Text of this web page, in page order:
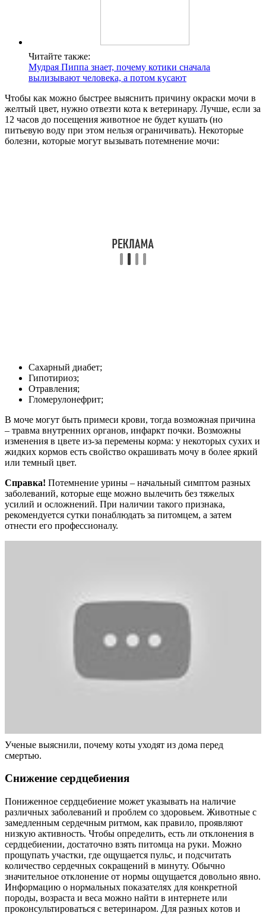
Читайте также:
Мудрая Пиппа знает, почему котики сначала
вылизывают человека, а потом кусают
Чтобы как можно быстрее выяснить причину окраски мочи в
желтый цвет, нужно отвезти кота к ветеринару. Лучше, если за
12 часов до посещения животное не будет кушать (но
питьевую воду при этом нельзя ограничивать). Некоторые
болезни, которые могут вызывать потемнение мочи:
Сахарный диабет;
Гипотириоз;
Отравления;
Гломерулонефрит;
В моче могут быть примеси крови, тогда возможная причина
– травма внутренних органов, инфаркт почки. Возможны
изменения в цвете из-за перемены корма: у некоторых сухих и
жидких кормов есть свойство окрашивать мочу в более яркий
или темный цвет.
Справка! Потемнение урины – начальный симптом разных
заболеваний, которые еще можно вылечить без тяжелых
усилий и осложнений. При наличии такого признака,
рекомендуется сутки понаблюдать за питомцем, а затем
отнести его профессионалу.
Ученые выяснили, почему коты уходят из дома перед
смертью.
Снижение сердцебиения
Пониженное сердцебиение может указывать на наличие
различных заболеваний и проблем со здоровьем. Животные с
замедленным сердечным ритмом, как правило, проявляют
низкую активность. Чтобы определить, есть ли отклонения в
сердцебиении, достаточно взять питомца на руки. Можно
прощупать участки, где ощущается пульс, и подсчитать
количество сердечных сокращений в минуту. Обычно
значительное отклонение от нормы ощущается довольно явно.
Информацию о нормальных показателях для конкретной
породы, возраста и веса можно найти в интернете или
проконсультироваться с ветеринаром. Для разных котов и